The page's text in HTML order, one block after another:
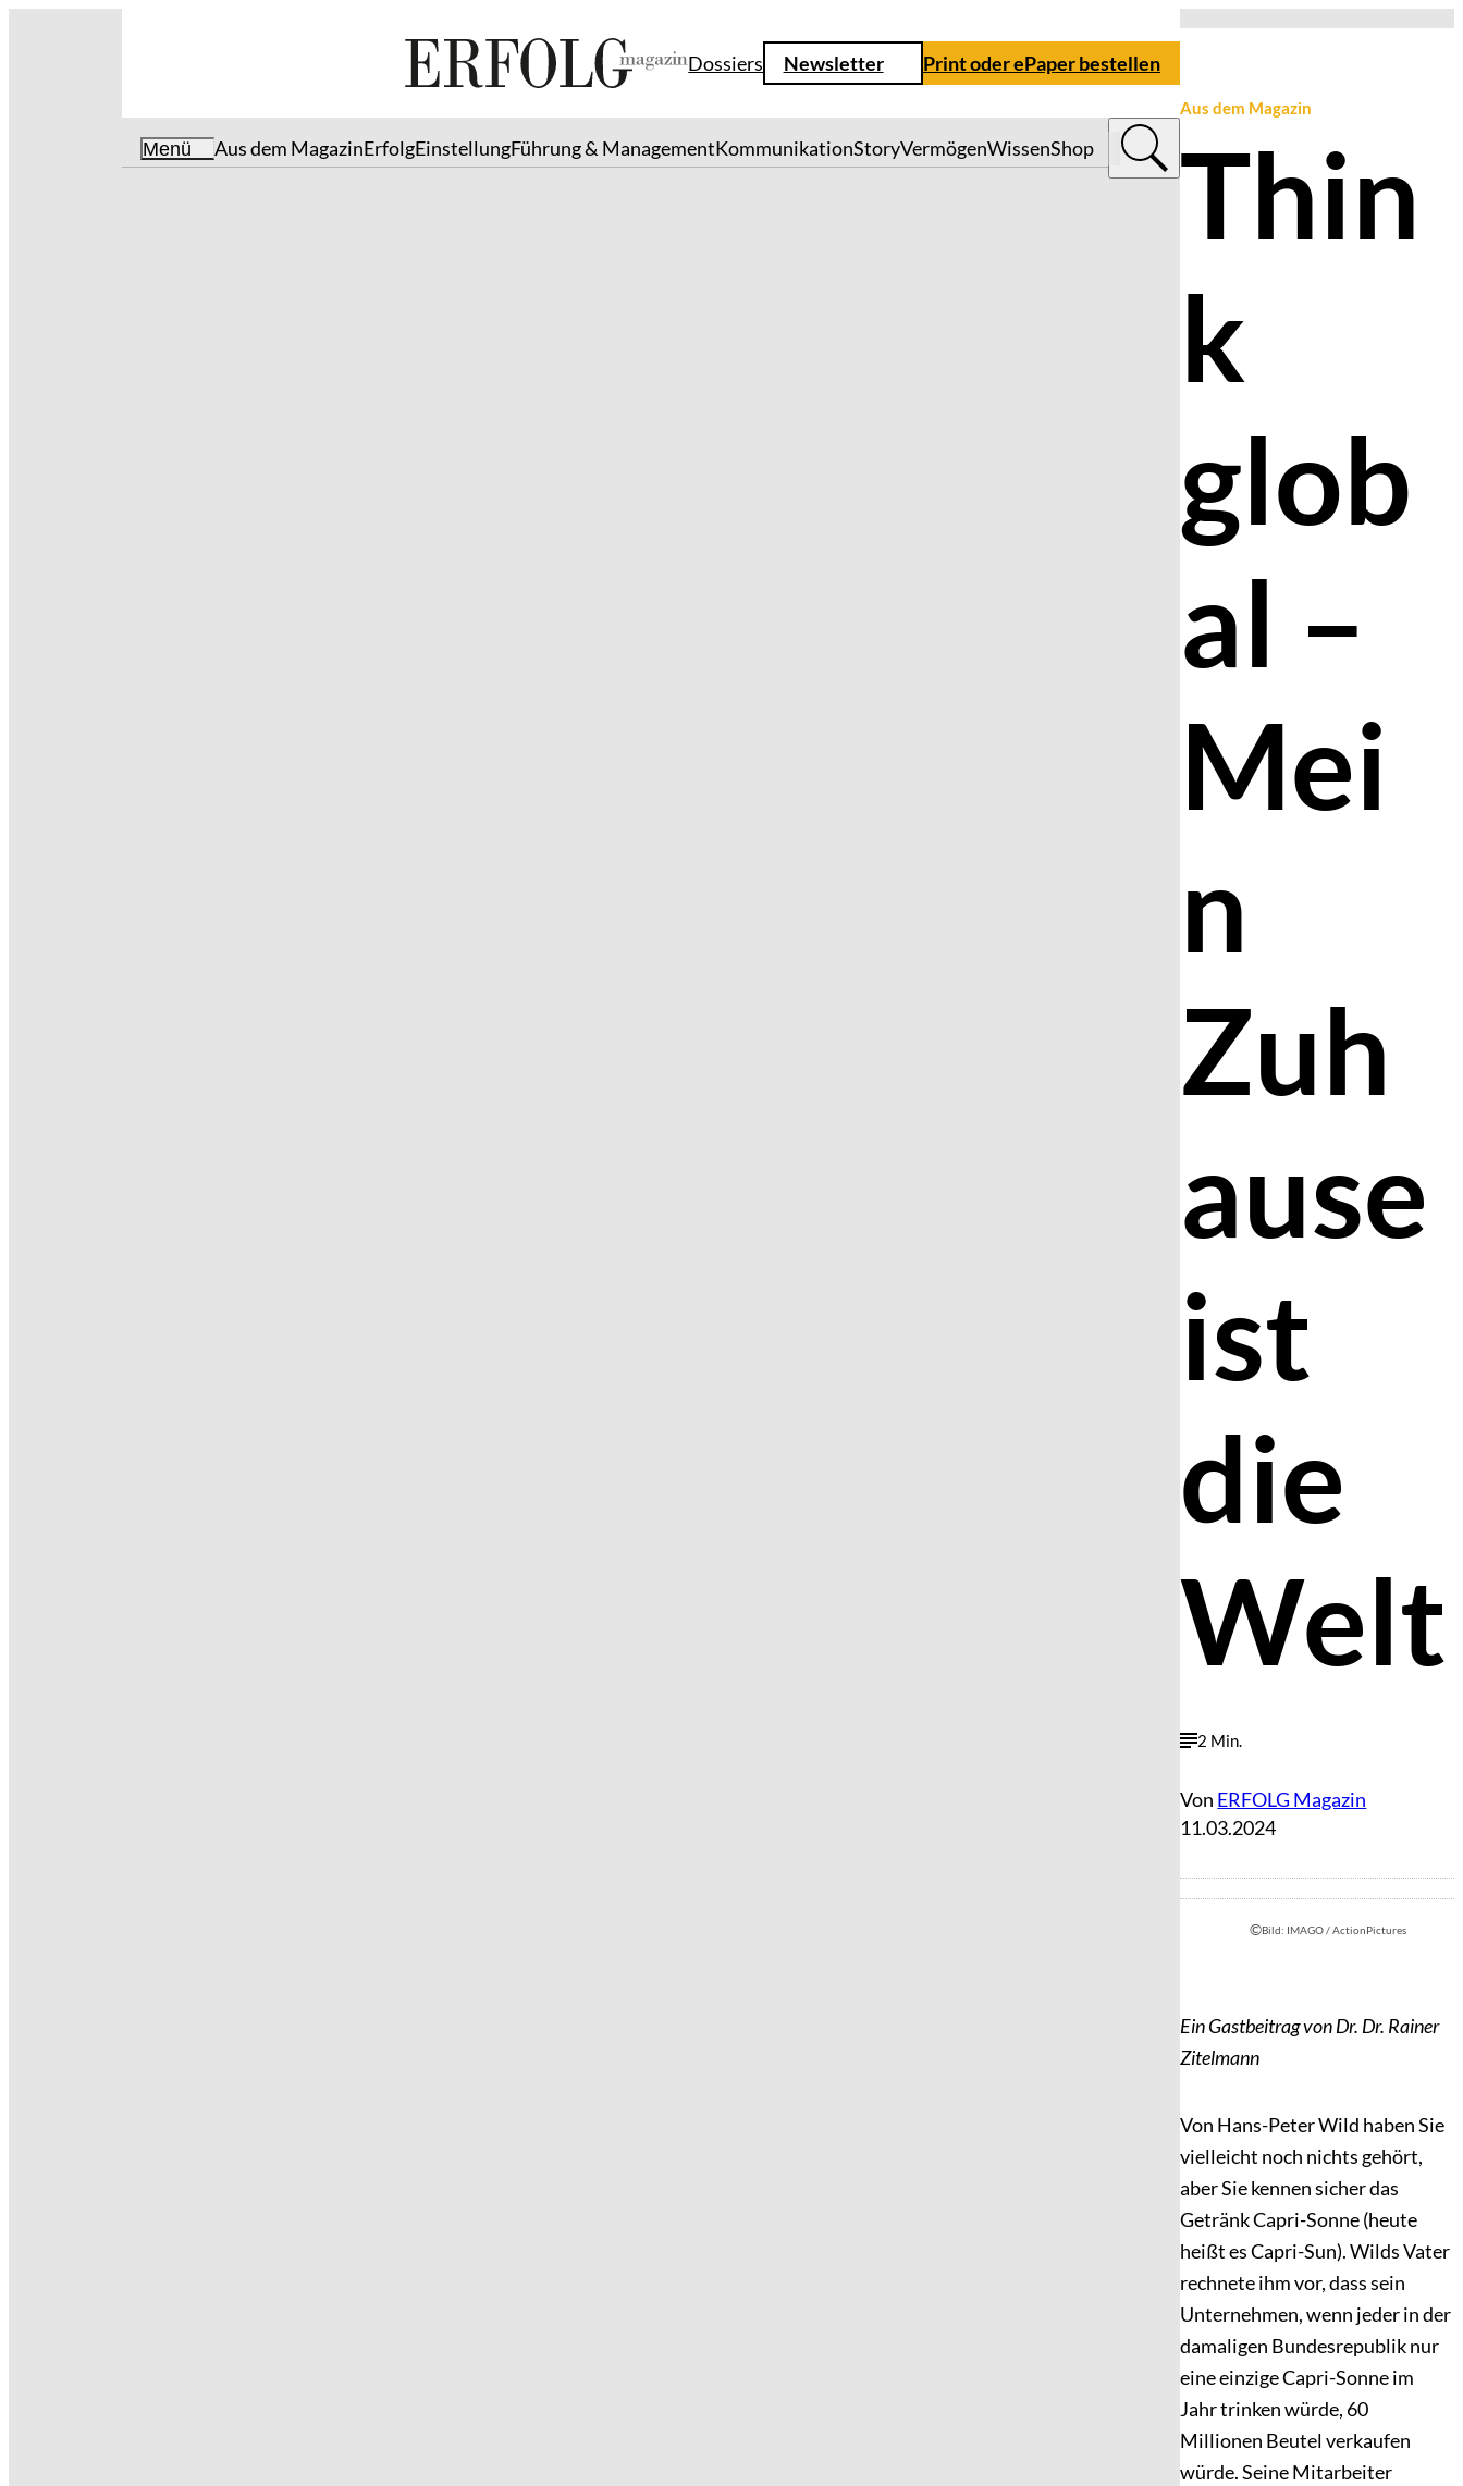
Dossiers Newsletter Print oder ePaper bestellen
Menü Aus dem MagazinErfolgEinstellungFührung & ManagementKommunikationStoryVermögenWissenShop
Aus dem Magazin
Thin
k
glob
al –
Mei
n
Zuh
ause
ist
die
Welt
2 Min.
Von ERFOLG Magazin
11.03.2024
©Bild: IMAGO / ActionPictures
Ein Gastbeitrag von Dr. Dr. Rainer
Zitelmann
Von Hans-Peter Wild haben Sie
vielleicht noch nichts gehört,
aber Sie kennen sicher das
Getränk Capri-Sonne (heute
heißt es Capri-Sun). Wilds Vater
rechnete ihm vor, dass sein
Unternehmen, wenn jeder in der
damaligen Bundesrepublik nur
eine einzige Capri-Sonne im
Jahr trinken würde, 60
Millionen Beutel verkaufen
würde. Seine Mitarbeiter